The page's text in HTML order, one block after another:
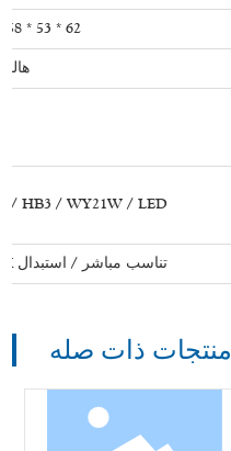
62 * 53 * 58 سم
/ HB3 / WY21W / LED
تناسب مباشر / استبدال OEM
منتجات ذات صله